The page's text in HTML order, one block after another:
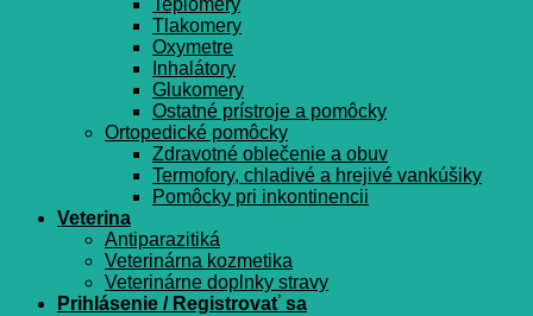
Teplomery
Tlakomery
Oxymetre
Inhalátory
Glukomery
Ostatné prístroje a pomôcky
Ortopedické pomôcky
Zdravotné oblečenie a obuv
Termofory, chladivé a hrejivé vankúšiky
Pomôcky pri inkontinencii
Veterina
Antiparazitiká
Veterinárna kozmetika
Veterinárne doplnky stravy
Prihlásenie / Registrovať sa